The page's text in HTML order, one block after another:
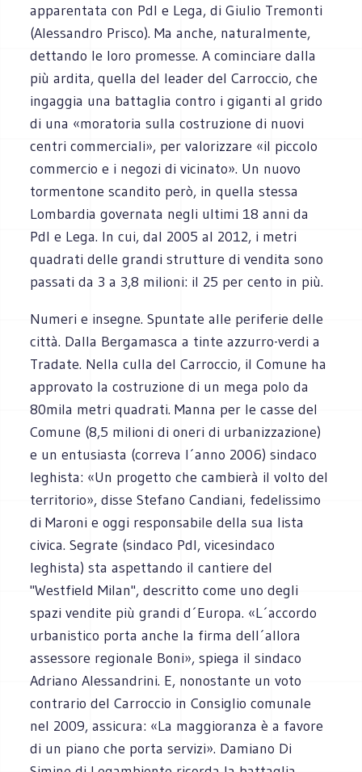
apparentata con Pdl e Lega, di Giulio Tremonti
(Alessandro Prisco). Ma anche, naturalmente,
dettando le loro promesse. A cominciare dalla
più ardita, quella del leader del Carroccio, che
ingaggia una battaglia contro i giganti al grido
di una «moratoria sulla costruzione di nuovi
centri commerciali», per valorizzare «il piccolo
commercio e i negozi di vicinato». Un nuovo
tormentone scandito però, in quella stessa
Lombardia governata negli ultimi 18 anni da
Pdl e Lega. In cui, dal 2005 al 2012, i metri
quadrati delle grandi strutture di vendita sono
passati da 3 a 3,8 milioni: il 25 per cento in più.
Numeri e insegne. Spuntate alle periferie delle
città. Dalla Bergamasca a tinte azzurro-verdi a
Tradate. Nella culla del Carroccio, il Comune ha
approvato la costruzione di un mega polo da
80mila metri quadrati. Manna per le casse del
Comune (8,5 milioni di oneri di urbanizzazione)
e un entusiasta (correva l´anno 2006) sindaco
leghista: «Un progetto che cambierà il volto del
territorio», disse Stefano Candiani, fedelissimo
di Maroni e oggi responsabile della sua lista
civica. Segrate (sindaco Pdl, vicesindaco
leghista) sta aspettando il cantiere del
"Westfield Milan", descritto come uno degli
spazi vendite più grandi d´Europa. «L´accordo
urbanistico porta anche la firma dell´allora
assessore regionale Boni», spiega il sindaco
Adriano Alessandrini. E, nonostante un voto
contrario del Carroccio in Consiglio comunale
nel 2009, assicura: «La maggioranza è a favore
di un piano che porta servizi». Damiano Di